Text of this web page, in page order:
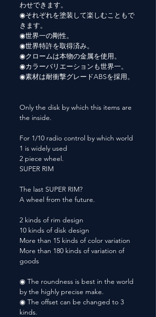
わせできます。
◉それぞれを塗装して楽しむこともで
きます。
◉世界一の剛性。
◉世界特許を取得済み。
◉クロームは本物の金属を使用。
◉カラーバリエーションも世界一。
◉素材は耐衝撃グレードABSを採用。
Only the disk by which this items are
the inside.
For 1/10 radio control by which world
1 is widely used
2 piece wheel.
SUPER RIM
The last SUPER RIM?
A wheel from the future.
2 kinds of rim design
10 kinds of disk design
More than 15 kinds of color variation
More than 180 kinds of variation of
goods
◉ The roundness is best in the world
by the highly precise make.
◉ The offset can be changed to 3
kinds.